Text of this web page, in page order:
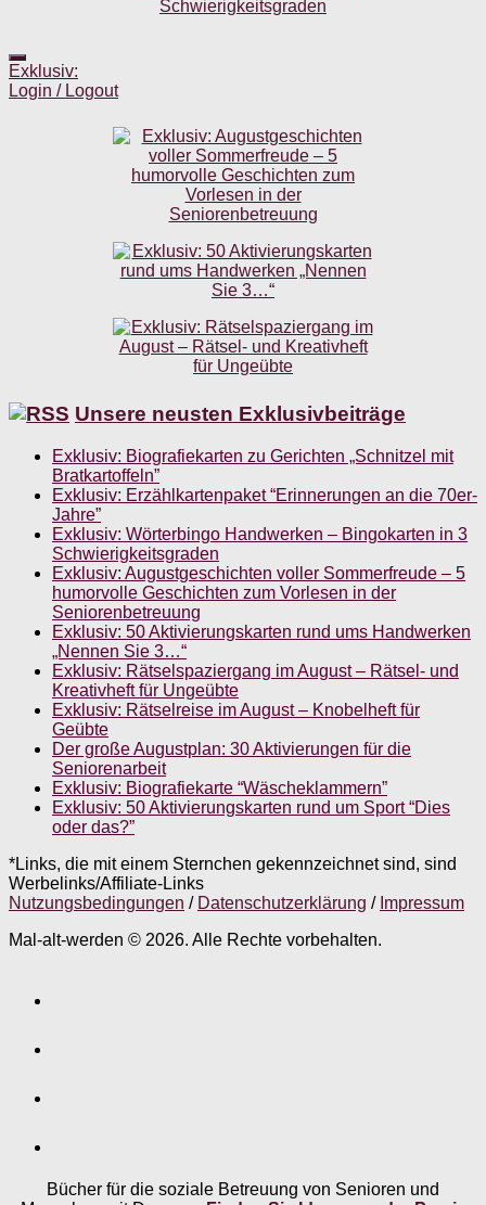
Exklusiv:
Login / Logout
Unsere neusten Exklusivbeiträge
Exklusiv: Biografiekarten zu Gerichten „Schnitzel mit
Bratkartoffeln”
Exklusiv: Erzählkartenpaket “Erinnerungen an die 70er-
Jahre”
Exklusiv: Wörterbingo Handwerken – Bingokarten in 3
Schwierigkeitsgraden
Exklusiv: Augustgeschichten voller Sommerfreude – 5
humorvolle Geschichten zum Vorlesen in der
Seniorenbetreuung
Exklusiv: 50 Aktivierungskarten rund ums Handwerken
„Nennen Sie 3…“
Exklusiv: Rätselspaziergang im August – Rätsel- und
Kreativheft für Ungeübte
Exklusiv: Rätselreise im August – Knobelheft für
Geübte
Der große Augustplan: 30 Aktivierungen für die
Seniorenarbeit
Exklusiv: Biografiekarte “Wäscheklammern”
Exklusiv: 50 Aktivierungskarten rund um Sport “Dies
oder das?”
*Links, die mit einem Sternchen gekennzeichnet sind, sind
Werbelinks/Affiliate-Links
Nutzungsbedingungen / Datenschutzerklärung / Impressum
Mal-alt-werden © 2026. Alle Rechte vorbehalten.
Bücher für die soziale Betreuung von Senioren und